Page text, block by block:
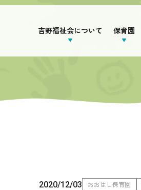
吉野福祉会について 保育園
2020/12/03 おおはし保育園